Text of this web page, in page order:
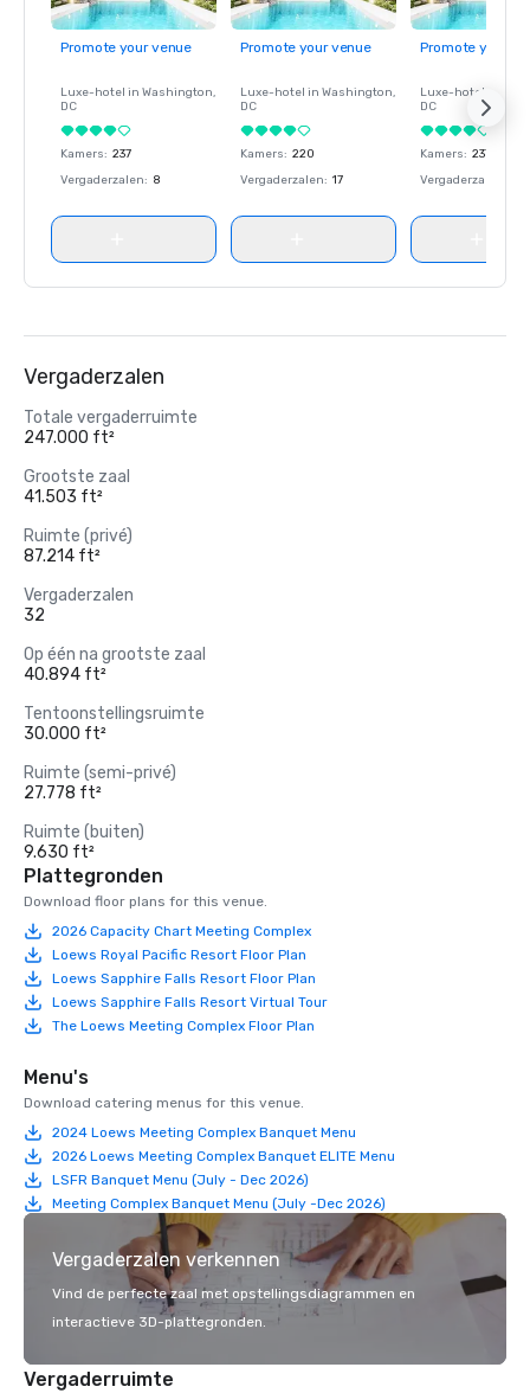
Promote your venue
Luxe-hotel in Washington,
DC
Kamers: 237
Vergaderzalen: 8
Promote your venue
Luxe-hotel in Washington,
DC
Kamers: 220
Vergaderzalen: 17
Promote your
Luxe-hotel in
DC
Kamers: 237
Vergaderzalen
Vergaderzalen
Totale vergaderruimte
247.000 ft²
Grootste zaal
41.503 ft²
Ruimte (privé)
87.214 ft²
Vergaderzalen
32
Op één na grootste zaal
40.894 ft²
Tentoonstellingsruimte
30.000 ft²
Ruimte (semi-privé)
27.778 ft²
Ruimte (buiten)
9.630 ft²
Plattegronden
Download floor plans for this venue.
2026 Capacity Chart Meeting Complex
Loews Royal Pacific Resort Floor Plan
Loews Sapphire Falls Resort Floor Plan
Loews Sapphire Falls Resort Virtual Tour
The Loews Meeting Complex Floor Plan
Menu's
Download catering menus for this venue.
2024 Loews Meeting Complex Banquet Menu
2026 Loews Meeting Complex Banquet ELITE Menu
LSFR Banquet Menu (July - Dec 2026)
Meeting Complex Banquet Menu (July -Dec 2026)
Vergaderzalen verkennen
Vind de perfecte zaal met opstellingsdiagrammen en
interactieve 3D-plattegronden.
Vergaderruimte